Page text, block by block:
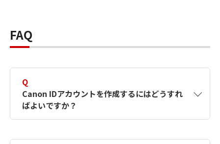
FAQ
Q
Canon IDアカウントを作成するにはどうすれ
ばよいですか？